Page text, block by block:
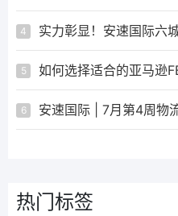
4 实力彰显！安速国际六
5 如何选择适合的亚马逊
6 安速国际 | 7月第4周物
热门标签